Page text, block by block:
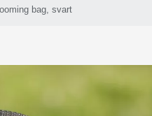
bag, svart